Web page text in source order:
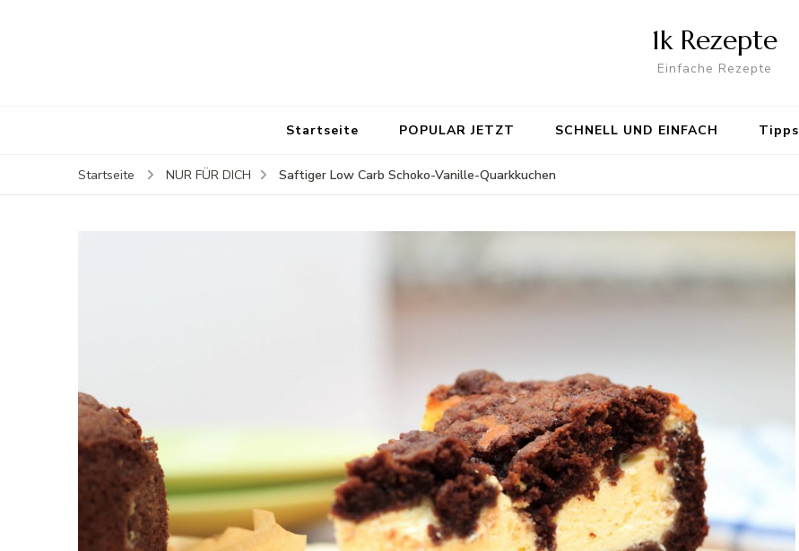
1k Rezepte
Einfache Rezepte
Startseite POPULAR JETZT SCHNELL UND EINFACH Tipps
Startseite NUR FÜR DICH Saftiger Low Carb Schoko-Vanille-Quarkkuchen